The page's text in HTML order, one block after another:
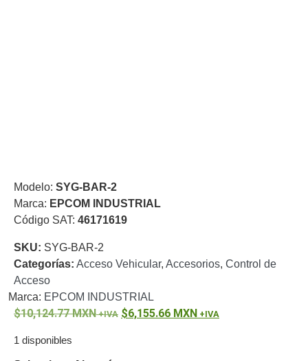
VGA,
DVILentesMicrófonosMontajes
y Brackets
Cámaras Partes
o
Refacciones
de
VideoTransceptores
de Video
Modelo: SYG-BAR-2
Marca: EPCOM INDUSTRIAL
Código SAT: 46171619
SKU: SYG-BAR-2
Categorías: Acceso Vehicular, Accesorios, Control de
Acceso
Marca: EPCOM INDUSTRIAL
10,124.77MXN 6,155.66 MXN
1 disponibles